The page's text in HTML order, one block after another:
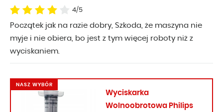
4/5
Początek jak na razie dobry, Szkoda, że maszyna nie
myje i nie obiera, bo jest z tym więcej roboty niż z
wyciskaniem.
Wyciskarka
Wolnoobrotowa Philips
NASZ WYBÓR